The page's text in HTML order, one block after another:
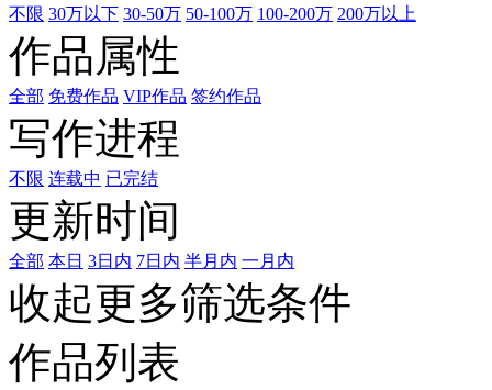
不限 30万以下 30-50万 50-100万 100-200万 200万以上
作品属性
全部 免费作品 VIP作品 签约作品
写作进程
不限 连载中 已完结
更新时间
全部 本日 3日内 7日内 半月内 一月内
收起更多筛选条件
作品列表